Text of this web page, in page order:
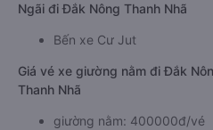
Ngãi đi Đắk Nông Thanh Nhã
Bến xe Cư Jut
Giá vé xe giường nằm đi Đắk
Thanh Nhã
giường nằm: 400000đ/vé